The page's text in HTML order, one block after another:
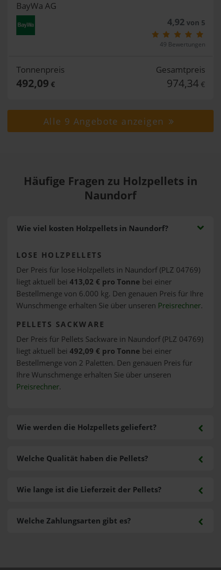
BayWa AG
4,92von 5
49 Bewertungen
Tonnenpreis
492,09 €
Gesamtpreis
974,34 €
Alle 9 Angebote anzeigen
Häufige Fragen zu Holzpellets in
Naundorf
Wie viel kosten Holzpellets in Naundorf?
LOSE HOLZPELLETS
Der Preis für lose Holzpellets in Naundorf (PLZ 04769)
liegt aktuell bei 413,02 € pro Tonne bei einer
Bestellmenge von 6.000 kg. Den genauen Preis für Ihre
Wunschmenge erhalten Sie über unseren Preisrechner.
PELLETS SACKWARE
Der Preis für Pellets Sackware in Naundorf (PLZ 04769)
liegt aktuell bei 492,09 € pro Tonne bei einer
Bestellmenge von 2 Paletten. Den genauen Preis für
Ihre Wunschmenge erhalten Sie über unseren
Preisrechner.
Wie werden die Holzpellets geliefert?
Welche Zahlungsarten gibt es?
Welche Qualität haben die Pellets?
Wie lange ist die Lieferzeit der Pellets?